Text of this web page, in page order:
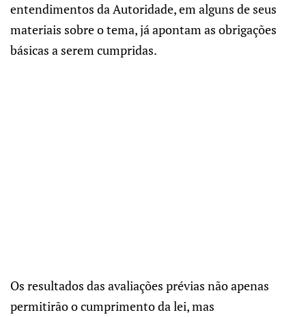
entendimentos da Autoridade, em alguns de seus
materiais sobre o tema, já apontam as obrigações
básicas a serem cumpridas.
Os resultados das avaliações prévias não apenas
permitirão o cumprimento da lei, mas